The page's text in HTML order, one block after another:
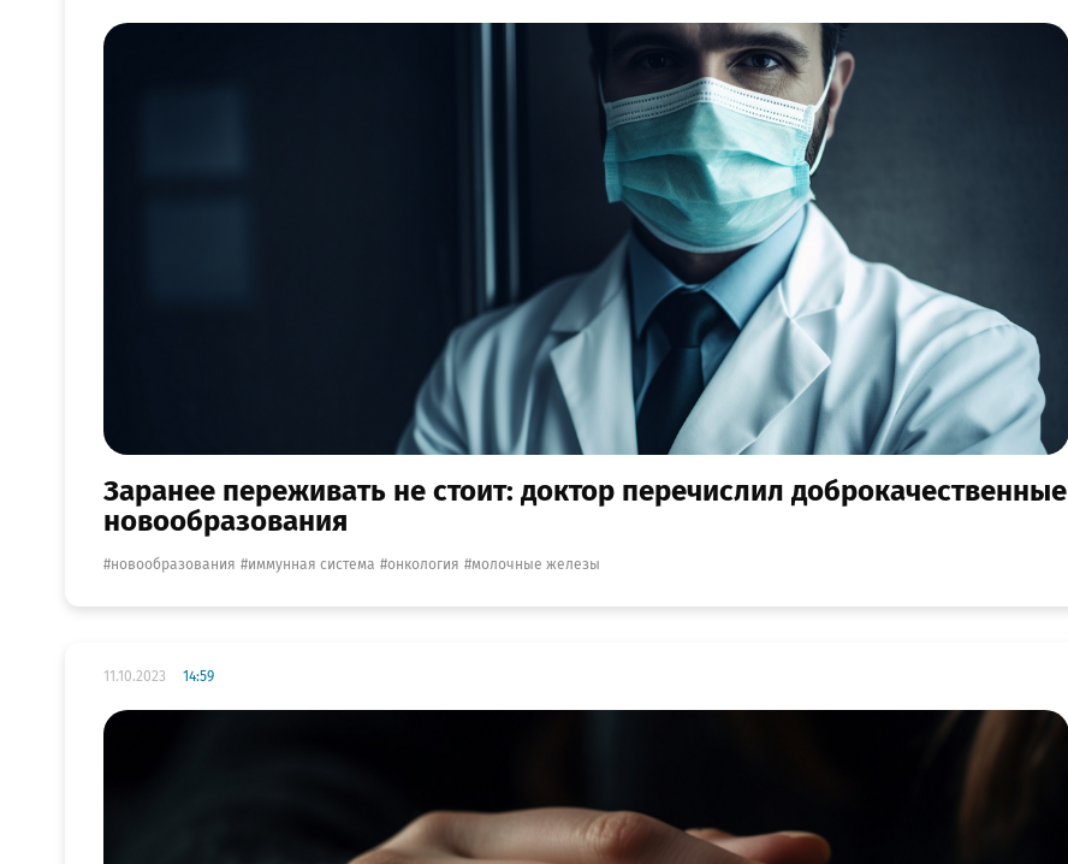
Заранее переживать не стоит: доктор перечислил доброкачественные
новообразования
новообразования иммунная система онкология молочные железы
11.10.2023 14:59